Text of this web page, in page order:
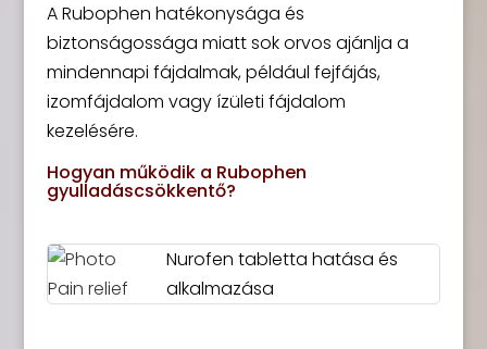
A Rubophen hatékonysága és
biztonságossága miatt sok orvos ajánlja a
mindennapi fájdalmak, például fejfájás,
izomfájdalom vagy ízületi fájdalom
kezelésére.
Hogyan működik a Rubophen
gyulladáscsökkentő?
Nurofen tabletta hatása és
alkalmazása